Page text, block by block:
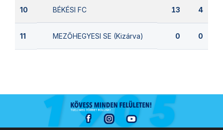
10 BÉKÉSI FC 13 4
11 MEZŐHEGYESI SE (Kizárva) 0 0